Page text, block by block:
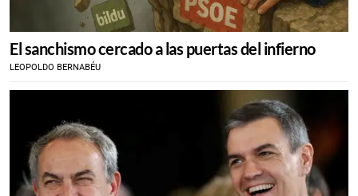
El sanchismo cercado a las puertas del infierno
LEOPOLDO BERNABÉU